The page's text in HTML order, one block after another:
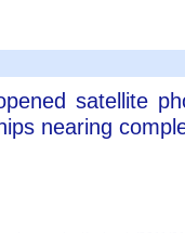
satellite
nearing